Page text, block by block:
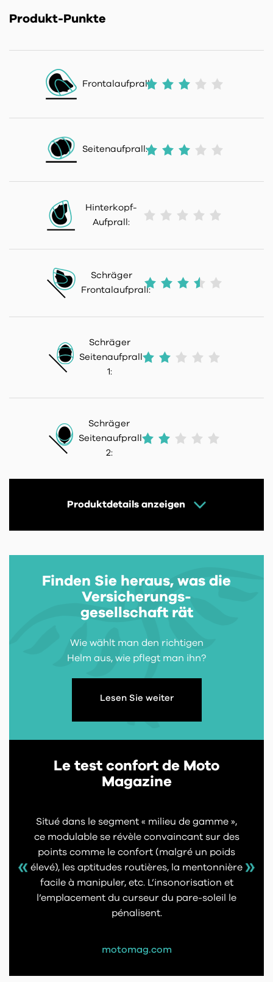
Produkt-Punkte
Frontalaufprall:
Seitenaufprall:
Hinterkopf-
Aufprall:
Schräger
Frontalaufprall:
Schräger
Seitenaufprall
1:
Schräger
Seitenaufprall
2:
Produktdetails anzeigen
Finden Sie heraus, was die
Versicherungs-
gesellschaft rät
Wie wählt man den richtigen
Helm aus, wie pflegt man ihn?
Lesen Sie weiter
Le test confort de Moto
Magazine
Situé dans le segment « milieu de gamme »,
ce modulable se révèle convaincant sur des
points comme le confort (malgré un poids
élevé), les aptitudes routières, la mentonnière
facile à manipuler, etc. L’insonorisation et
l’emplacement du curseur du pare-soleil le
pénalisent.
motomag.com